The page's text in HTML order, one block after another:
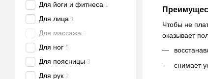
Чтобы не
оказывает
снимает
Для йоги и фитнеса 1
Для лица 1
Для массажа
Для ног 5
Для поясницы 3
Для рук 2